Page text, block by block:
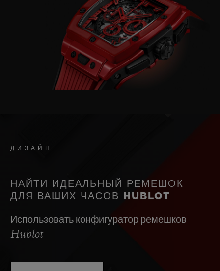
ДИЗАЙН
НАЙТИ ИДЕАЛЬНЫЙ РЕМЕШОК
ДЛЯ ВАШИХ ЧАСОВ HUBLOT
Использовать конфигуратор ремешков
Hublot